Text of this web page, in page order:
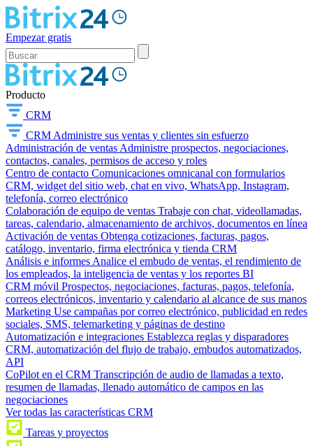
Empezar gratis
Producto
CRM
CRM Administre sus ventas y clientes sin esfuerzo
Administración de ventas Administre prospectos, negociaciones,
contactos, canales, permisos de acceso y roles
Centro de contacto Comunicaciones omnicanal con formularios
CRM, widget del sitio web, chat en vivo, WhatsApp, Instagram,
telefonía, correo electrónico
Colaboración de equipo de ventas Trabaje con chat, videollamadas,
tareas, calendario, almacenamiento de archivos, documentos en línea
Activación de ventas Obtenga cotizaciones, facturas, pagos,
catálogo, inventario, firma electrónica y tienda CRM
Análisis e informes Analice el embudo de ventas, el rendimiento de
los empleados, la inteligencia de ventas y los reportes BI
CRM móvil Prospectos, negociaciones, facturas, pagos, telefonía,
correos electrónicos, inventario y calendario al alcance de sus manos
Marketing Use campañas por correo electrónico, publicidad en redes
sociales, SMS, telemarketing y páginas de destino
Automatización e integraciones Establezca reglas y disparadores
CRM, automatización del flujo de trabajo, embudos automatizados,
API
CoPilot en el CRM Transcripción de audio de llamadas a texto,
resumen de llamadas, llenado automático de campos en las
negociaciones
Ver todas las características CRM
Tareas y proyectos